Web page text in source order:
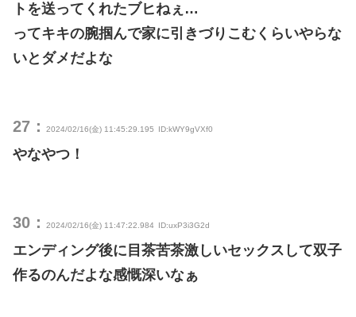
トを送ってくれたブヒねぇ…
ってキキの腕掴んで家に引きづりこむくらいやらな
いとダメだよな
27： 2024/02/16(金) 11:45:29.195 ID:kWY9gVXf0
やなやつ！
30： 2024/02/16(金) 11:47:22.984 ID:uxP3i3G2d
エンディング後に目茶苦茶激しいセックスして双子
作るのんだよな感慨深いなぁ